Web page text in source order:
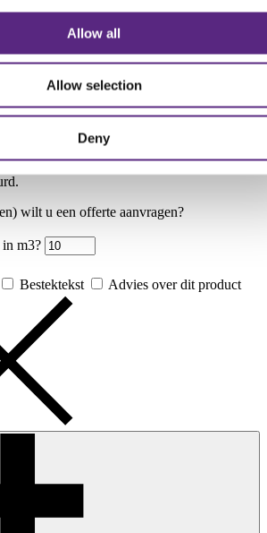
Allow all
Allow selection
Deny
gebruikte grasoppervlakken
– voorkomt plasvorming
en grasgezondheid
in aanleg en onderhoud
offerte aan voor uw product. U krijgt deze
wilt u een offerte aanvragen?
m3?
Bestektekst Advies over dit product